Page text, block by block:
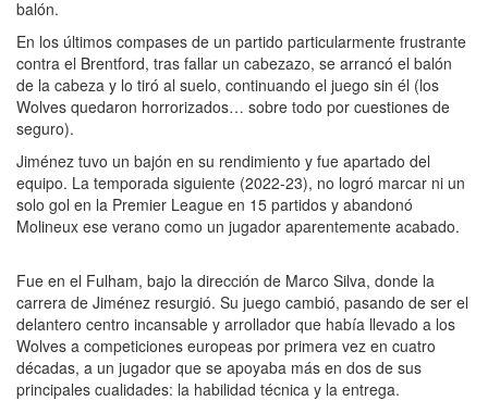
balón.
En los últimos compases de un partido particularmente frustrante
contra el Brentford, tras fallar un cabezazo, se arrancó el balón
de la cabeza y lo tiró al suelo, continuando el juego sin él (los
Wolves quedaron horrorizados… sobre todo por cuestiones de
seguro).
Jiménez tuvo un bajón en su rendimiento y fue apartado del
equipo. La temporada siguiente (2022-23), no logró marcar ni un
solo gol en la Premier League en 15 partidos y abandonó
Molineux ese verano como un jugador aparentemente acabado.
Fue en el Fulham, bajo la dirección de Marco Silva, donde la
carrera de Jiménez resurgió. Su juego cambió, pasando de ser el
delantero centro incansable y arrollador que había llevado a los
Wolves a competiciones europeas por primera vez en cuatro
décadas, a un jugador que se apoyaba más en dos de sus
principales cualidades: la habilidad técnica y la entrega.